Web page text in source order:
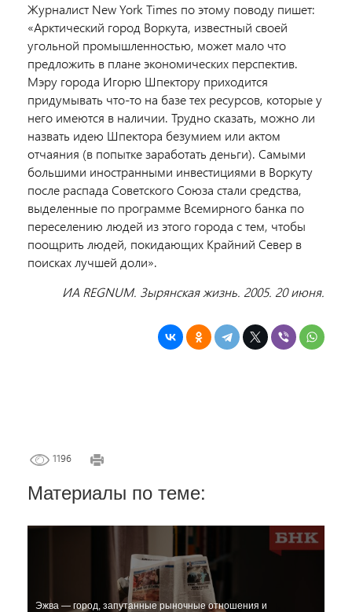
Журналист New York Times по этому поводу пишет:
«Арктический город Воркута, известный своей
угольной промышленностью, может мало что
предложить в плане экономических перспектив.
Мэру города Игорю Шпектору приходится
придумывать что-то на базе тех ресурсов, которые у
него имеются в наличии. Трудно сказать, можно ли
назвать идею Шпектора безумием или актом
отчаяния (в попытке заработать деньги). Самыми
большими иностранными инвестициями в Воркуту
после распада Советского Союза стали средства,
выделенные по программе Всемирного банка по
переселению людей из этого города с тем, чтобы
поощрить людей, покидающих Крайний Север в
поисках лучшей доли».
ИА REGNUM. Зырянская жизнь. 2005. 20 июня.
1196
Материалы по теме:
Эжва — город, запутанные рыночные отношения и